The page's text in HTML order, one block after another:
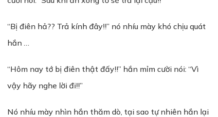
“Bị điên hả?? Trả kính đây!!” nó nhíu mày khó chịu quát
hắn …
“Hôm nay tớ bị điên thật đấy!!” hắn mỉm cười nói: “Vì
vậy hãy nghe lời đi!!”
Nó nhíu mày nhìn hắn thăm dò, tại sao tự nhiên hắn lại